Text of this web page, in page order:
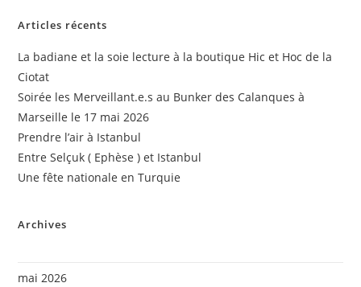
Articles récents
La badiane et la soie lecture à la boutique Hic et Hoc de la
Ciotat
Soirée les Merveillant.e.s au Bunker des Calanques à
Marseille le 17 mai 2026
Prendre l’air à Istanbul
Entre Selçuk ( Ephèse ) et Istanbul
Une fête nationale en Turquie
Archives
mai 2026